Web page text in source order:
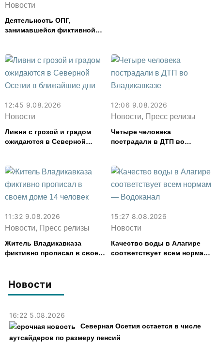
Новости
16:22 5.08.2026
Северная Осетия остается в числе
аутсайдеров по размеру пенсий
Новости
Деятельность ОПГ,
занимавшейся фиктивной
12:45 9.08.2026
Новости
Ливни с грозой и градом
ожидаются в Северной
12:06 9.08.2026
Новости, Пресс релизы
Четыре человека
пострадали в ДТП во
11:32 9.08.2026
Новости, Пресс релизы
Житель Владикавказа
фиктивно прописал в своем
15:27 8.08.2026
Новости
Качество воды в Алагире
соответствует всем нормам